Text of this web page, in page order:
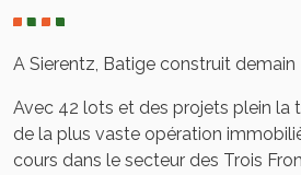
A Sierentz, Batige construit demain
Avec 42 lots et des projets plein la
de la plus vaste opération
cours dans le secteur des Trois